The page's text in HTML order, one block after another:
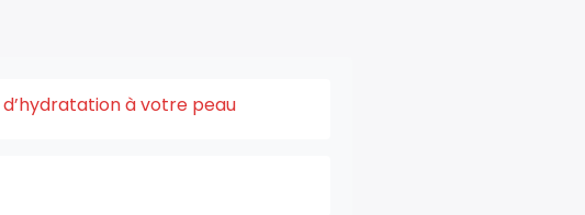
à votre peau